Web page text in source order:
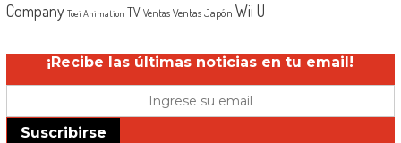
Company Toei Animation TV Ventas Ventas Japón Wii U
¡Recibe las últimas noticias en tu email!
Suscribirse